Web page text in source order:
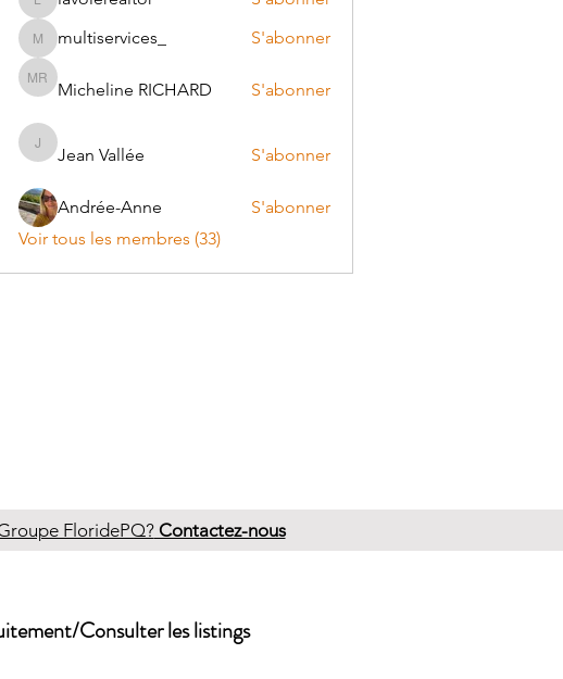
lavoierealtor
multiservices_
multiservices_ S'abonner
Micheline RICHARD
Micheline RICHARD S'abonner
Jean Vallée
Jean Vallée S'abonner
Andrée-Anne
S'abonner
Voir tous les membres (33)
FloridePQ?Contactez-nous
Consulter les listings